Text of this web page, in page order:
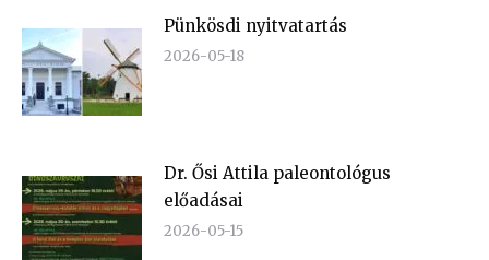
Pünkösdi nyitvatartás
2026-05-18
Dr. Ősi Attila paleontológus
előadásai
2026-05-15